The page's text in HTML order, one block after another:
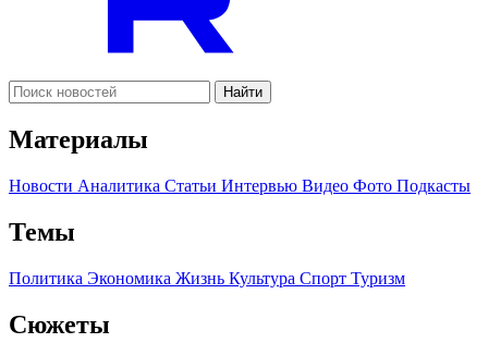
Найти
Материалы
Новости Аналитика Статьи Интервью Видео Фото Подкасты
Темы
Политика Экономика Жизнь Культура Спорт Туризм
Сюжеты